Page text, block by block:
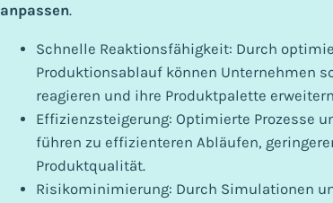
anpassen.
Schnelle Reaktionsfähigkeit: Durch
Produktionsablauf können Unternehmen
reagieren und ihre Produktpalette
Effizienzsteigerung: Optimierte Prozesse
führen zu effizienteren Abläufen,
Produktqualität.
Risikominimierung: Durch Simulationen